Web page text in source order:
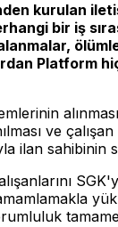
kurulan
bir iş
Platform
ve çalışan
ilan sahibinin